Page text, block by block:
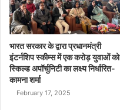
भारत सरकार के द्वारा प्रधानमंत्री
इंटर्नशिप स्कीम्स में एक करोड़ युवाओं को
स्किल्ड अपॉर्चुनिटी का लक्ष्य निर्धारित-
कामना शर्मा
February 17, 2025